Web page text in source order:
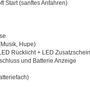
Start (sanftes Anfahren)
Hupe)
Rücklicht + LED
und Batterie Anzeige